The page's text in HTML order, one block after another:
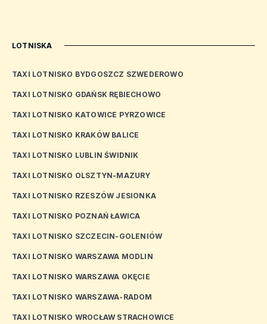
LOTNISKA
TAXI LOTNISKO BYDGOSZCZ SZWEDEROWO
TAXI LOTNISKO GDAŃSK RĘBIECHOWO
TAXI LOTNISKO KATOWICE PYRZOWICE
TAXI LOTNISKO KRAKÓW BALICE
TAXI LOTNISKO LUBLIN ŚWIDNIK
TAXI LOTNISKO OLSZTYN-MAZURY
TAXI LOTNISKO RZESZÓW JESIONKA
TAXI LOTNISKO POZNAŃ ŁAWICA
TAXI LOTNISKO SZCZECIN-GOLENIÓW
TAXI LOTNISKO WARSZAWA MODLIN
TAXI LOTNISKO WARSZAWA OKĘCIE
TAXI LOTNISKO WARSZAWA-RADOM
TAXI LOTNISKO WROCŁAW STRACHOWICE